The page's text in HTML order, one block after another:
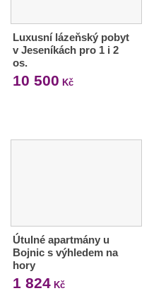
Luxusní lázeňský pobyt
v Jeseníkách pro 1 i 2
os.
10 500 Kč
Útulné apartmány u
Bojnic s výhledem na
hory
1 824 Kč